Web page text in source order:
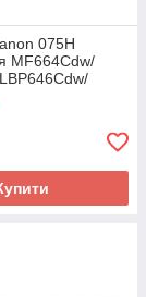
075H
MF664Cdw/